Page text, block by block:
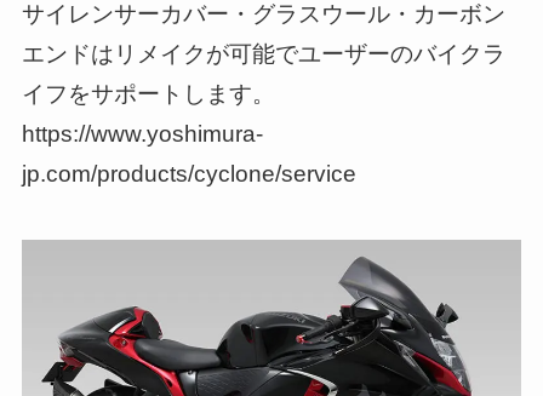
サイレンサーカバー・グラスウール・カーボン
エンドはリメイクが可能でユーザーのバイクラ
イフをサポートします。
https://www.yoshimura-
jp.com/products/cyclone/service